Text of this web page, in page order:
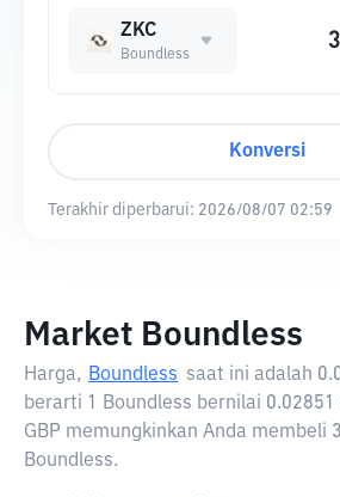
ZKC
Boundless
Konversi
Terakhir diperbarui: 2026/08/07 02:59
Market Boundless
Harga, Boundless saat ini adalah
berarti 1 Boundless bernilai 0.02851
GBP memungkinkan Anda membeli
Boundless.